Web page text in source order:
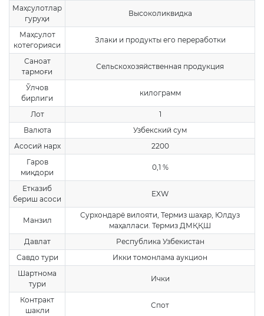
Маҳсулотлар
гуруҳи
Высоколиквидка
Маҳсулот
котегорияси
Злаки и продукты его переработки
Саноат
тармоғи
Сельскохозяйственная продукция
Ўлчов
бирлиги
килограмм
Лот
1
Валюта
Узбекский сум
Асосий нарх
2200
Гаров
миқдори
0,1 %
Етказиб
бериш асоси
EXW
Манзил
Сурхондарё вилояти, Термиз шаҳар, Юлдуз
маҳалласи. Термиз ДМҚҚШ
Давлат
Республика Узбекистан
Савдо тури
Икки томонлама аукцион
Шартнома
тури
Ички
Контракт
шакли
Спот